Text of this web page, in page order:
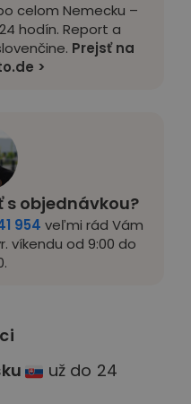
objednávkou?
954 veľmi rád Vám
víkendu od 9:00 do
už do 24
celom Nemecku –
hodín. Report a
Prejsť na
>